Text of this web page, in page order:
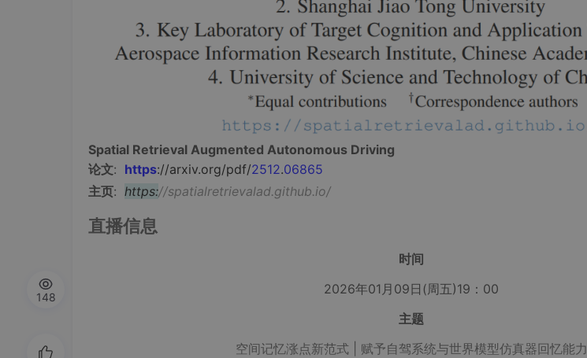
Spatial Retrieval Augmented Autonomous Driving
论文: https://arxiv.org/pdf/2512.06865
主页: https://spatialretrievalad.github.io/
直播信息
时间
2026年01月09日(周五)19：00
主题
空间记忆涨点新范式 | 赋予自驾系统与世界模型仿真器回忆能力
148